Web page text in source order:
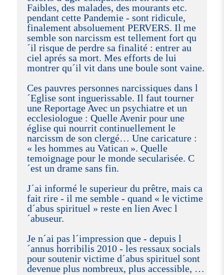
Faibles, des malades, des mourants etc.
pendant cette Pandemie - sont ridicule,
finalement absoluement PERVERS. Il me
semble son narcissm est tellement fort qu
´il risque de perdre sa finalité : entrer au
ciel aprés sa mort. Mes efforts de lui
montrer qu´il vit dans une boule sont vaine.
Ces pauvres personnes narcissiques dans l
´Eglise sont inguerissable. Il faut tourner
une Reportage Avec un psychiatre et un
ecclesiologue : Quelle Avenir pour une
église qui nourrit continuellement le
narcissm de son clergé… Une caricature :
« les hommes au Vatican ». Quelle
temoignage pour le monde secularisée. C
´est un drame sans fin.
J´ai informé le superieur du prêtre, mais ca
fait rire - il me semble - quand « le victime
d´abus spirituel » reste en lien Avec l
´abuseur.
Je n´ai pas l´impression que - depuis l
´annus horribilis 2010 - les ressaux socials
pour soutenir victime d´abus spirituel sont
devenue plus nombreux, plus accessible, …